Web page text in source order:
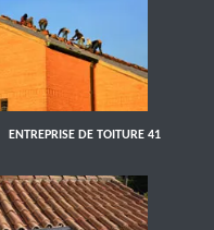
ENTREPRISE DE TOITURE 41